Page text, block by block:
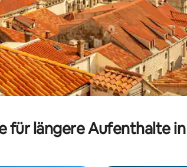
für längere Aufenthalte